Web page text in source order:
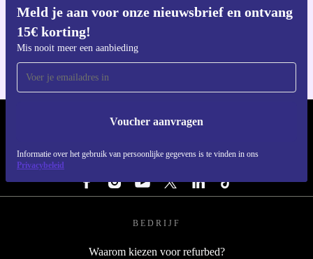
Meld je aan voor onze nieuwsbrief en ontvang
15€ korting!
Mis nooit meer een aanbieding
Voucher aanvragen
Informatie over het gebruik van persoonlijke gegevens is te vinden in ons
Privacybeleid
Download de refurbed app
REFURBED NEDERLAND - RETHINK NEW.
VOLG ONS
BEDRIJF
Waarom kiezen voor refurbed?